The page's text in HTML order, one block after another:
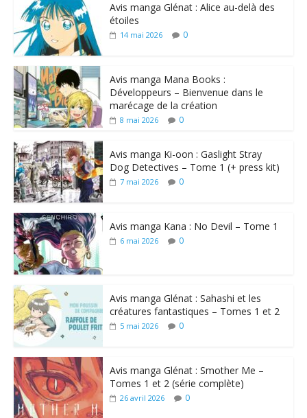
Avis manga Glénat : Alice au-delà des
étoiles
14 mai 2026 0
Avis manga Mana Books :
Développeurs – Bienvenue dans le
marécage de la création
8 mai 2026 0
Avis manga Ki-oon : Gaslight Stray
Dog Detectives – Tome 1 (+ press kit)
7 mai 2026 0
Avis manga Kana : No Devil – Tome 1
6 mai 2026 0
Avis manga Glénat : Sahashi et les
créatures fantastiques – Tomes 1 et 2
5 mai 2026 0
Avis manga Glénat : Smother Me –
Tomes 1 et 2 (série complète)
26 avril 2026 0